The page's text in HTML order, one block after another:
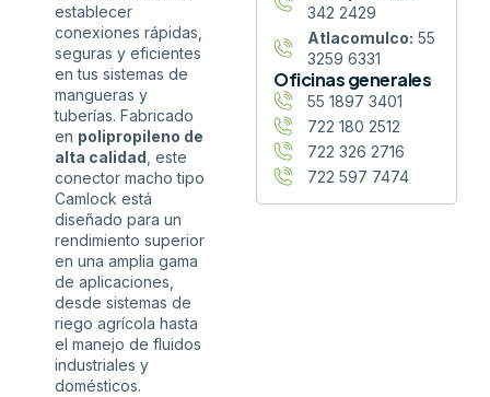
establecer
conexiones rápidas,
seguras y eficientes
en tus sistemas de
mangueras y
tuberías. Fabricado
en polipropileno de
alta calidad , este
conector macho tipo
Camlock está
diseñado para un
rendimiento superior
en una amplia gama
de aplicaciones,
desde sistemas de
riego agrícola hasta
el manejo de fluidos
industriales y
domésticos.
342 2429
Atlacomulco: 55
3259 6331
Oficinas generales
55 1897 3401
722 180 2512
722 326 2716
722 597 7474